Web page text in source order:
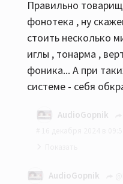
Правильно
фонотека , ну
стоить несколько
иглы , тонарма ,
фоника... А при
системе - себя
AudioGopnik
AudioGopnik